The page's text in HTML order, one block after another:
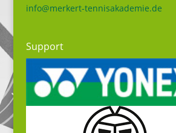
info@merkert-tennisakademie.de
Support